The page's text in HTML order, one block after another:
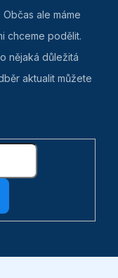
ale máme
chceme podělit.
nějaká důležitá
aktualit můžete